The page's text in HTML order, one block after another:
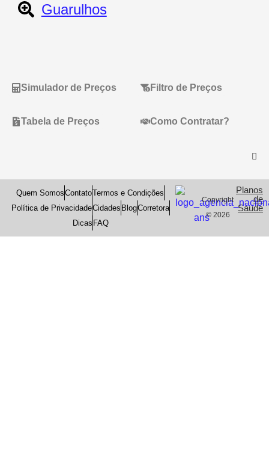
Guarulhos
Simulador de Preços Filtro de Preços
Tabela de Preços Como Contratar?
Quem SomosContatoTermos e Condições
Política de PrivacidadeCidades BlogCorretora
Dicas FAQ
Copyright
© 2026
Planos
de
Saude